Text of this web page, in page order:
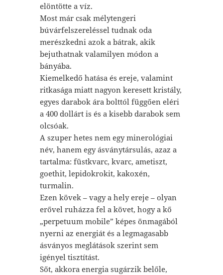
elöntötte a víz.
Most már csak mélytengeri
búvárfelszereléssel tudnak oda
merészkedni azok a bátrak, akik
bejuthatnak valamilyen módon a
bányába.
Kiemelkedő hatása és ereje, valamint
ritkasága miatt nagyon keresett kristály,
egyes darabok ára bolttól függően eléri
a 400 dollárt is és a kisebb darabok sem
olcsóak.
A szuper hetes nem egy minerológiai
név, hanem egy ásványtársulás, azaz a
tartalma: füstkvarc, kvarc, ametiszt,
goethit, lepidokrokit, kakoxén,
turmalin.
Ezen kövek – vagy a hely ereje – olyan
erővel ruházza fel a követ, hogy a kő
„perpetuum mobile” képes önmagából
nyerni az energiát és a legmagasabb
ásványos meglátások szerint sem
igényel tisztítást.
Sőt, akkora energia sugárzik belőle,